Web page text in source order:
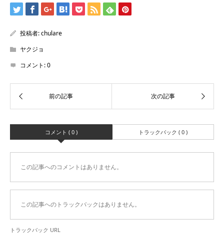
投稿者:chulare
ヤクジョ
コメント:0
コメント ( 0 ) トラックバック ( 0 )
この記事へのコメントはありません。
この記事へのトラックバックはありません。
トラックバック URL